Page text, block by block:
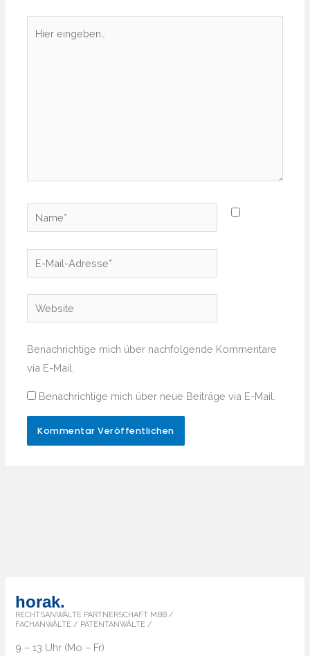
eingeben…
Name*
E-
Mail-
Adresse*
Website
Benachrichtige mich über nachfolgende Kommentare
via E-Mail.
Benachrichtige mich über neue Beiträge via E-Mail.
horak.
RECHTSANWÄLTE PARTNERSCHAFT MBB /
FACHANWÄLTE / PATENTANWÄLTE /
9 – 13 Uhr (Mo – Fr)